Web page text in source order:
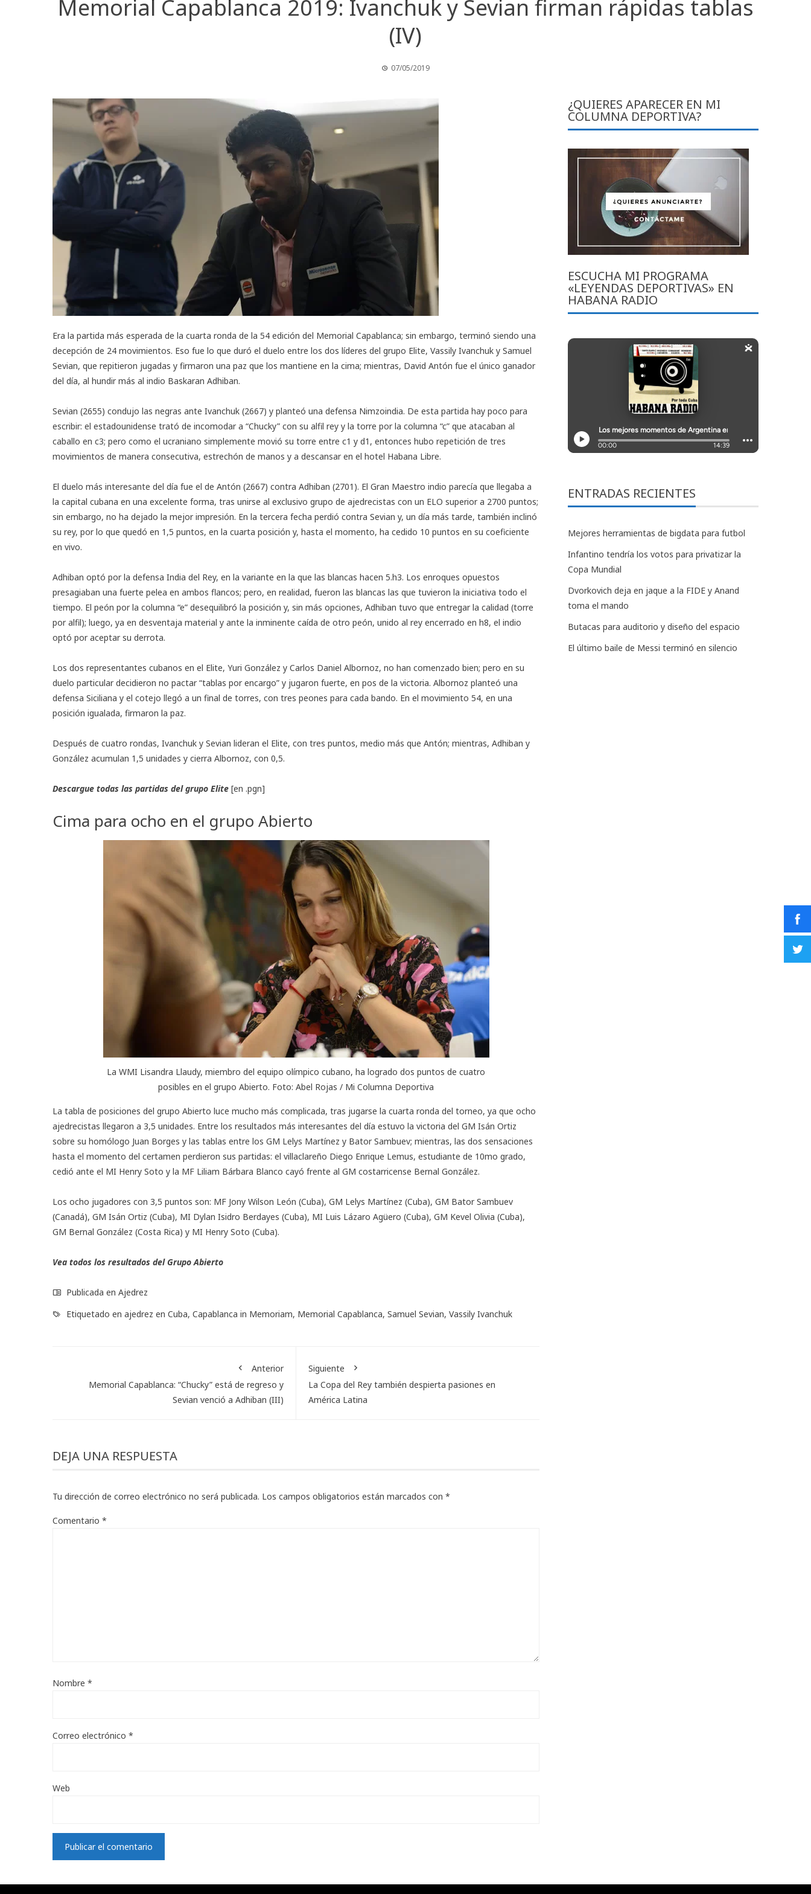
Memorial Capablanca 2019: Ivanchuk y Sevian firman rápidas tablas
(IV)
07/05/2019
Era la partida más esperada de la cuarta ronda de la 54 edición del Memorial Capablanca; sin embargo, terminó siendo una
decepción de 24 movimientos. Eso fue lo que duró el duelo entre los dos líderes del grupo Elite, Vassily Ivanchuk y Samuel
Sevian, que repitieron jugadas y firmaron una paz que los mantiene en la cima; mientras, David Antón fue el único ganador
del día, al hundir más al indio Baskaran Adhiban.
Sevian (2655) condujo las negras ante Ivanchuk (2667) y planteó una defensa Nimzoindia. De esta partida hay poco para
escribir: el estadounidense trató de incomodar a “Chucky” con su alfil rey y la torre por la columna “c” que atacaban al
caballo en c3; pero como el ucraniano simplemente movió su torre entre c1 y d1, entonces hubo repetición de tres
movimientos de manera consecutiva, estrechón de manos y a descansar en el hotel Habana Libre.
El duelo más interesante del día fue el de Antón (2667) contra Adhiban (2701). El Gran Maestro indio parecía que llegaba a
la capital cubana en una excelente forma, tras unirse al exclusivo grupo de ajedrecistas con un ELO superior a 2700 puntos;
sin embargo, no ha dejado la mejor impresión. En la tercera fecha perdió contra Sevian y, un día más tarde, también inclinó
su rey, por lo que quedó en 1,5 puntos, en la cuarta posición y, hasta el momento, ha cedido 10 puntos en su coeficiente
en vivo.
Adhiban optó por la defensa India del Rey, en la variante en la que las blancas hacen 5.h3. Los enroques opuestos
presagiaban una fuerte pelea en ambos flancos; pero, en realidad, fueron las blancas las que tuvieron la iniciativa todo el
tiempo. El peón por la columna “e” desequilibró la posición y, sin más opciones, Adhiban tuvo que entregar la calidad (torre
por alfil); luego, ya en desventaja material y ante la inminente caída de otro peón, unido al rey encerrado en h8, el indio
optó por aceptar su derrota.
Los dos representantes cubanos en el Elite, Yuri González y Carlos Daniel Albornoz, no han comenzado bien; pero en su
duelo particular decidieron no pactar “tablas por encargo” y jugaron fuerte, en pos de la victoria. Albornoz planteó una
defensa Siciliana y el cotejo llegó a un final de torres, con tres peones para cada bando. En el movimiento 54, en una
posición igualada, firmaron la paz.
Después de cuatro rondas, Ivanchuk y Sevian lideran el Elite, con tres puntos, medio más que Antón; mientras, Adhiban y
González acumulan 1,5 unidades y cierra Albornoz, con 0,5.
Descargue todas las partidas del grupo Elite [en .pgn]
Cima para ocho en el grupo Abierto
La WMI Lisandra Llaudy, miembro del equipo olímpico cubano, ha logrado dos puntos de cuatro
posibles en el grupo Abierto. Foto: Abel Rojas / Mi Columna Deportiva
La tabla de posiciones del grupo Abierto luce mucho más complicada, tras jugarse la cuarta ronda del torneo, ya que ocho
ajedrecistas llegaron a 3,5 unidades. Entre los resultados más interesantes del día estuvo la victoria del GM Isán Ortiz
sobre su homólogo Juan Borges y las tablas entre los GM Lelys Martínez y Bator Sambuev; mientras, las dos sensaciones
hasta el momento del certamen perdieron sus partidas: el villaclareño Diego Enrique Lemus, estudiante de 10mo grado,
cedió ante el MI Henry Soto y la MF Liliam Bárbara Blanco cayó frente al GM costarricense Bernal González.
Los ocho jugadores con 3,5 puntos son: MF Jony Wilson León (Cuba), GM Lelys Martínez (Cuba), GM Bator Sambuev
(Canadá), GM Isán Ortiz (Cuba), MI Dylan Isidro Berdayes (Cuba), MI Luis Lázaro Agüero (Cuba), GM Kevel Olivia (Cuba),
GM Bernal González (Costa Rica) y MI Henry Soto (Cuba).
Vea todos los resultados del Grupo Abierto
Publicada en Ajedrez
Etiquetado en ajedrez en Cuba, Capablanca in Memoriam, Memorial Capablanca, Samuel Sevian, Vassily Ivanchuk
Anterior
Memorial Capablanca: “Chucky” está de regreso y
Sevian venció a Adhiban (III)
Siguiente
La Copa del Rey también despierta pasiones en
América Latina
DEJA UNA RESPUESTA
Tu dirección de correo electrónico no será publicada. Los campos obligatorios están marcados con *
Comentario *
Nombre *
Correo electrónico *
Web
¿QUIERES APARECER EN MI
COLUMNA DEPORTIVA?
ESCUCHA MI PROGRAMA
«LEYENDAS DEPORTIVAS» EN
HABANA RADIO
ENTRADAS RECIENTES
Mejores herramientas de bigdata para futbol
Infantino tendría los votos para privatizar la
Copa Mundial
Dvorkovich deja en jaque a la FIDE y Anand
toma el mando
Butacas para auditorio y diseño del espacio
El último baile de Messi terminó en silencio